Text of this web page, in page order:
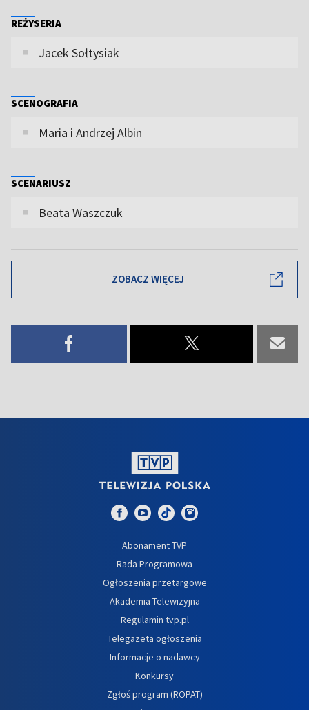
REŻYSERIA
Jacek Sołtysiak
SCENOGRAFIA
Maria i Andrzej Albin
SCENARIUSZ
Beata Waszczuk
ZOBACZ WIĘCEJ
Abonament TVP
Rada Programowa
Ogłoszenia przetargowe
Akademia Telewizyjna
Regulamin tvp.pl
Telegazeta ogłoszenia
Informacje o nadawcy
Konkursy
Zgłoś program (ROPAT)